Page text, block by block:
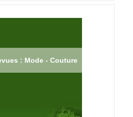
: Mode - Couture